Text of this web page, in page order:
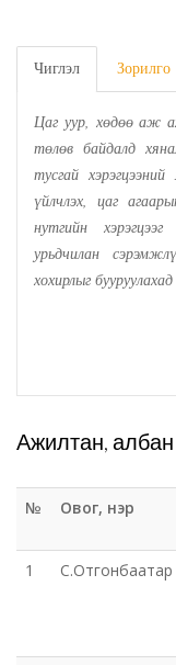
Татварын
Ус цаг уур,
Хүүхэд, гэр
Хөдөлмөр,
Шүүхийн
Эрүүл
Авто
Мал
Чиглэл Зорилго
Цаг уур, хөдөө аж
төлөв байдалд
тусгай
үйлчлэх, цаг
нутгийн
урьдчилан
хохирлыг
Ажилтан, албан
№ Овог, нэр
1 С.Отгонбаатар